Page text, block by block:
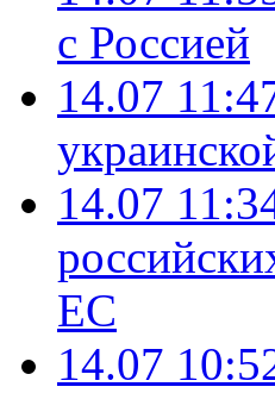
с Россией
14.07
14.07
ЕС
14.07